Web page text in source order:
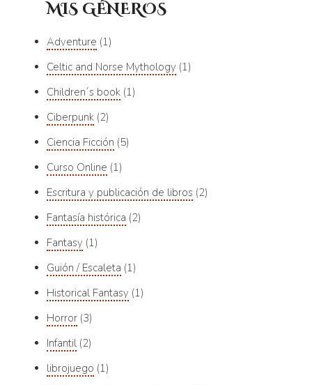
MIS GÉNEROS
Adventure 1
Celtic and Norse Mythology 1
Children´s book 1
Ciberpunk 2
Ciencia Ficción 5
Curso Online 1
Escritura y publicación de libros 2
Fantasía histórica 2
Fantasy 1
Guión / Escaleta 1
Historical Fantasy 1
Horror 3
Infantil 2
librojuego 1